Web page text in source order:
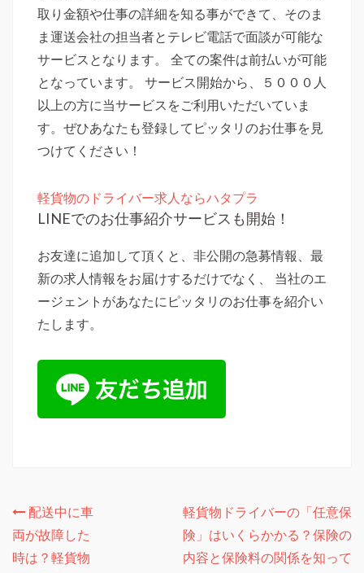
取り金額や仕事の詳細を知る事ができて、そのま
ま運送会社の担当者とテレビ電話で面談が可能な
サービスとなります。 全ての案件は前払いが可能
となっています。 サービス開始から、５０００人
以上の方に当サービスをご利用いただいていま
す。ぜひあなたも登録してピッタリのお仕事を見
つけてください！
軽貨物のドライバー求人ならハタプラ
LINEでのお仕事紹介サービスも開始！
お友達に追加して頂くと、非公開の急募情報、最
新の求人情報をお届けするだけでなく、 当社のエ
ージェントがあなたにピッタリのお仕事を紹介い
たします。
投
稿
配送中に車
両が故障した
時は？軽貨物
軽貨物ドライバーの「任意保
険」はいくらかかる？保険の
内容と保険料の関係を知って